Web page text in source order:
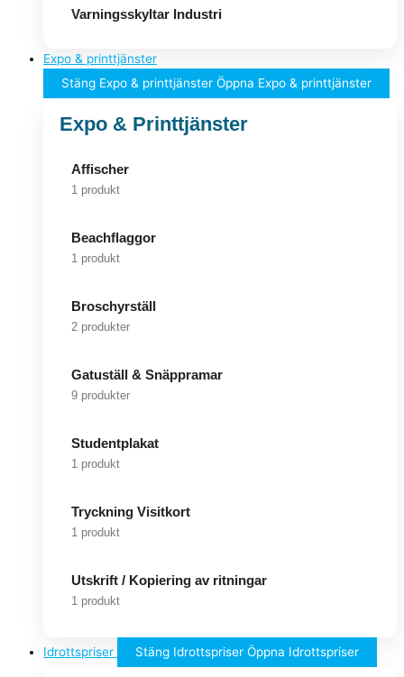
Varningsskyltar Industri
Expo & printtjänster
Stäng Expo & printtjänster Öppna Expo & printtjänster
Expo & Printtjänster
Affischer
1 produkt
Beachflaggor
1 produkt
Broschyrställ
2 produkter
Gatuställ & Snäppramar
9 produkter
Studentplakat
1 produkt
Tryckning Visitkort
1 produkt
Utskrift / Kopiering av ritningar
1 produkt
Idrottspriser Stäng Idrottspriser Öppna Idrottspriser